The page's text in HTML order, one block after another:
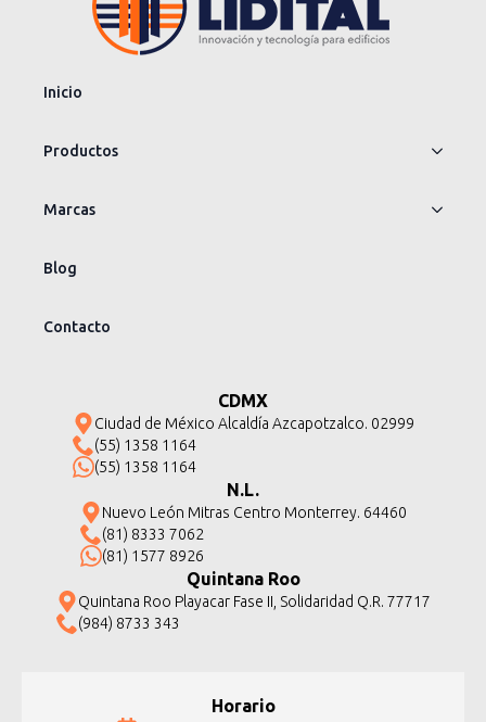
Inicio
Productos
Marcas
Blog
Contacto
CDMX
Ciudad de México Alcaldía Azcapotzalco. 02999
(55) 1358 1164
(55) 1358 1164
N.L.
Nuevo León Mitras Centro Monterrey. 64460
(81) 8333 7062
(81) 1577 8926
Quintana Roo
Quintana Roo Playacar Fase II, Solidaridad Q.R. 77717
(984) 8733 343
Horario